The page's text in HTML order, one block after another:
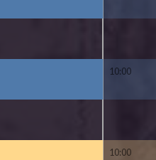
10:00
10:00